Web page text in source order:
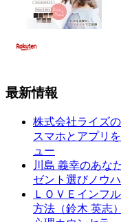
最新情報
株式会社ライズ
スマホとアプリ
ュー
川島 義幸のあな
ゼント選びノウ
ＬＯＶＥインフ
方法（鈴木 英志